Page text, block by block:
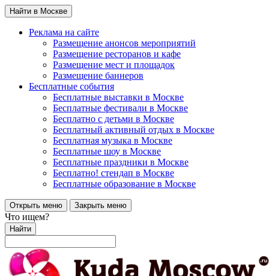
Найти в Москве
Реклама на сайте
Размещение анонсов мероприятий
Размещение ресторанов и кафе
Размещение мест и площадок
Размещение баннеров
Бесплатные события
Бесплатные выставки в Москве
Бесплатные фестивали в Москве
Бесплатно с детьми в Москве
Бесплатный активный отдых в Москве
Бесплатная музыка в Москве
Бесплатные шоу в Москве
Бесплатные праздники в Москве
Бесплатно! стендап в Москве
Бесплатные образование в Москве
Открыть меню Закрыть меню
Что ищем?
Найти